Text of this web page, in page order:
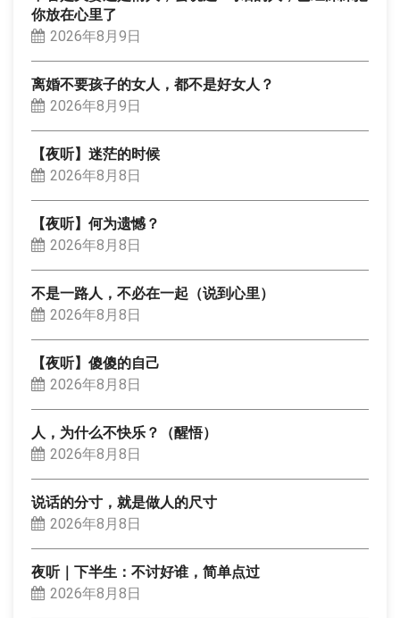
你放在心里了
2026年8月9日
离婚不要孩子的女人，都不是好女人？
2026年8月9日
【夜听】迷茫的时候
2026年8月8日
【夜听】何为遗憾？
2026年8月8日
不是一路人，不必在一起（说到心里）
2026年8月8日
【夜听】傻傻的自己
2026年8月8日
人，为什么不快乐？（醒悟）
2026年8月8日
说话的分寸，就是做人的尺寸
2026年8月8日
夜听｜下半生：不讨好谁，简单点过
2026年8月8日